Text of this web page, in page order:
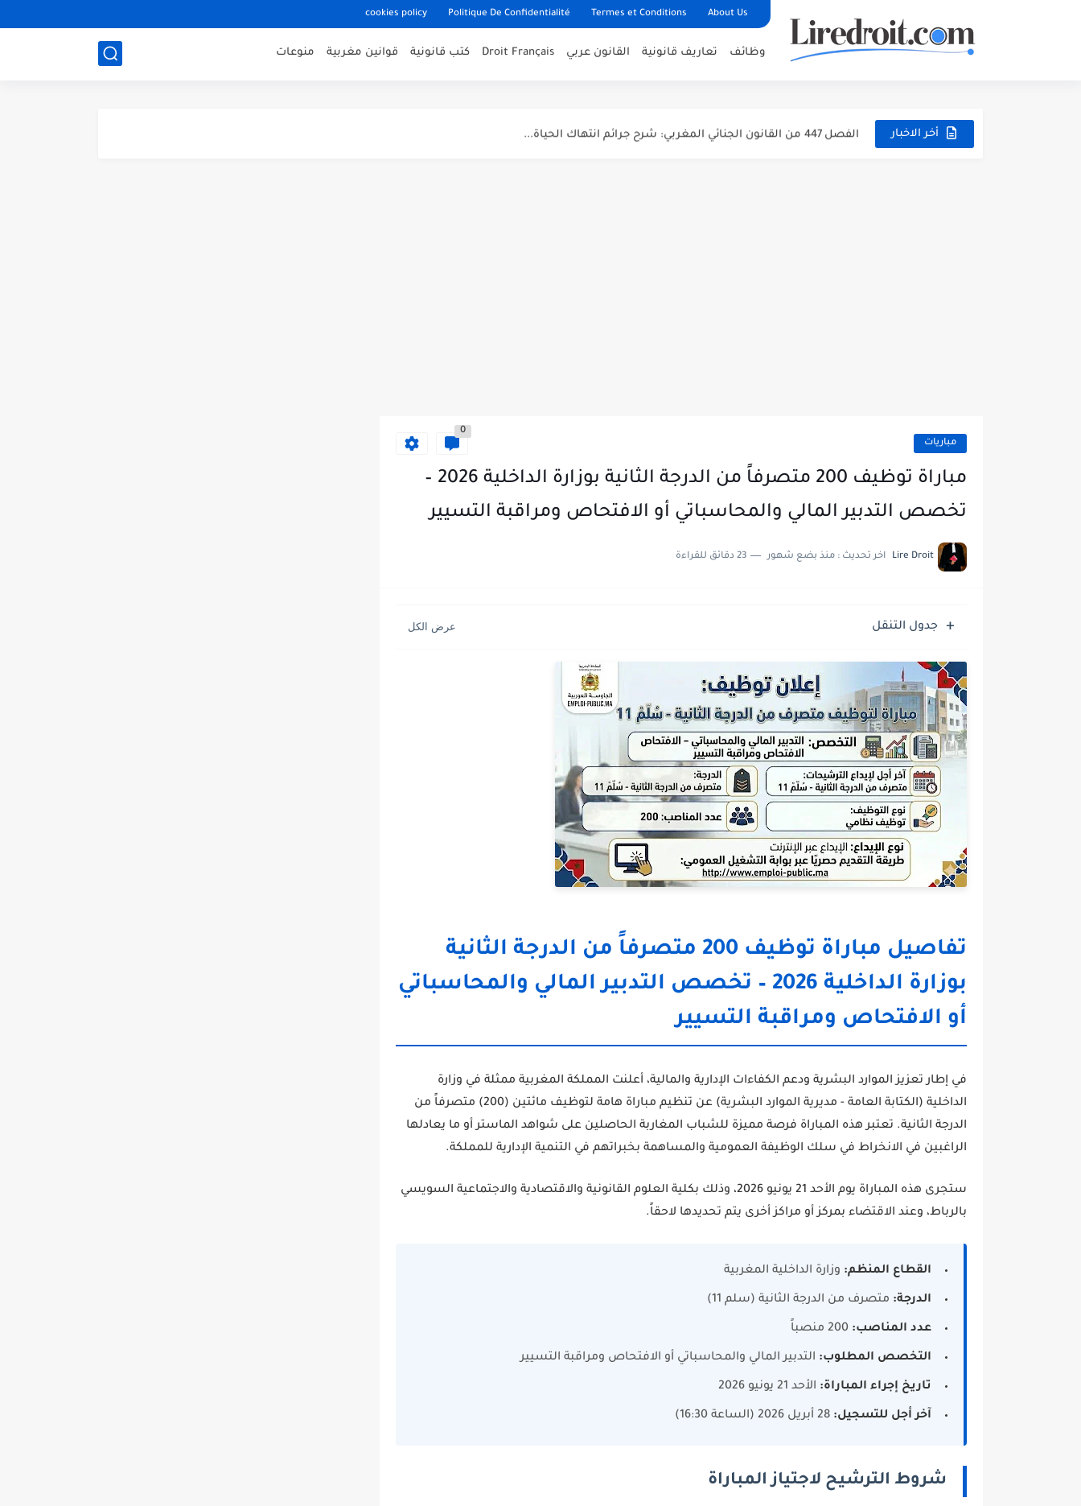
About Us
Termes et Conditions
Politique De Confidentialité
cookies policy
وظائف تعاريف قانونية القانون عربي Droit Français كتب قانونية قوانين مغربية منوعات
أخر الاخبار الفصل 447 من القانون الجنائي المغربي: شرح جرائم انتهاك الحياة...
مباريات
0
مباراة توظيف 200 متصرفاً من الدرجة الثانية بوزارة الداخلية 2026 –
تخصص التدبير المالي والمحاسباتي أو الافتحاص ومراقبة التسيير
Lire Droit اخر تحديث : منذ بضع شهور 23 دقائق للقراءة
جدول التنقل
تفاصيل مباراة توظيف 200 متصرفاً من الدرجة الثانية
بوزارة الداخلية 2026 – تخصص التدبير المالي والمحاسباتي
أو الافتحاص ومراقبة التسيير
في إطار تعزيز الموارد البشرية ودعم الكفاءات الإدارية والمالية، أعلنت المملكة المغربية ممثلة في وزارة
الداخلية (الكتابة العامة - مديرية الموارد البشرية) عن تنظيم مباراة هامة لتوظيف
مائتين (200) متصرفاً من
الدرجة الثانية. تعتبر هذه المباراة فرصة مميزة للشباب المغاربة الحاصلين على شواهد الماستر أو ما يعادلها
الراغبين في الانخراط في سلك الوظيفة العمومية والمساهمة بخبراتهم في التنمية الإدارية للمملكة.
ستجرى هذه المباراة يوم الأحد 21 يونيو 2026
، وذلك بكلية العلوم القانونية والاقتصادية والاجتماعية السويسي
بالرباط، وعند الاقتضاء بمركز أو مراكز أخرى يتم تحديدها لاحقاً.
القطاع المنظم: وزارة الداخلية المغربية
الدرجة: متصرف من الدرجة الثانية (سلم 11)
عدد المناصب: 200 منصباً
التخصص المطلوب: التدبير المالي والمحاسباتي أو الافتحاص ومراقبة التسيير
تاريخ إجراء المباراة: الأحد 21 يونيو 2026
آخر أجل للتسجيل: 28 أبريل 2026 (الساعة 16:30)
شروط الترشيح لاجتياز المباراة